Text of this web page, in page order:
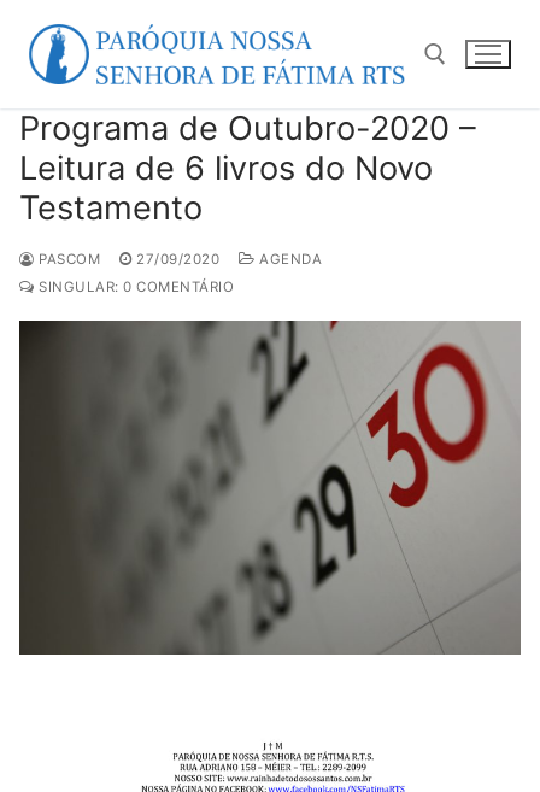
para
Pesquisar por:
Programa de Outubro-2020 –
Leitura de 6 livros do Novo
Testamento
PASCOM 27/09/2020
AGENDA
SINGULAR: 0 COMENTÁRIO